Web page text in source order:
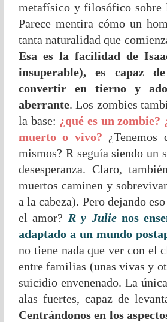
metafísico y filosófico sobre
Parece mentira cómo un
tanta naturalidad que
Esa es la facilidad de
insuperable), es capaz
convertir en tierno y
aberrante. Los zombies
la base: ¿qué es un zombie?
muerto o vivo? ¿Tenemos
mismos? R seguía siendo un
desesperanza. Claro,
muertos caminen y
a la cabeza). Pero dejando
el amor? R y Julie nos
adaptado a un mundo
no tiene nada que ver con el
entre familias (unas vivas y
suicidio envenenado. La
alas fuertes, capaz de
Centrándonos en los